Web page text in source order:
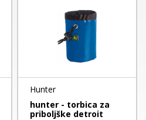
Hunter
hunter - torbica za
priboljške detroit